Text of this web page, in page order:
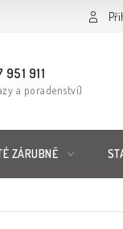
Posuzování Jakosti
951 911
a poradenství)
ZÁRUBNĚ